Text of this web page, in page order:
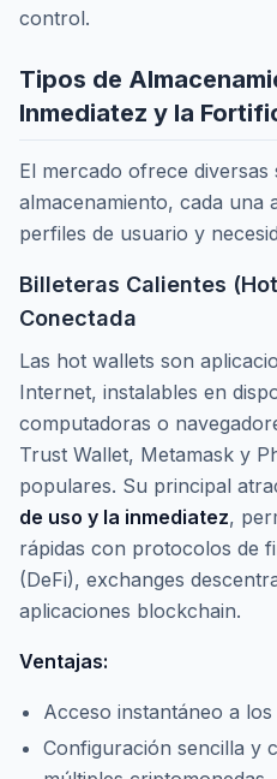
control.
Tipos de
Inmediatez y la
El mercado ofrece diversas
almacenamiento, cada una
perfiles de usuario y
Billeteras Calientes
Conectada
Las hot wallets son
Internet, instalables en
computadoras o
Trust Wallet, Metamask y
populares. Su principal
de uso y la inmediatez,
rápidas con protocolos de
(DeFi), exchanges
aplicaciones blockchain.
Ventajas:
Acceso instantáneo a
Configuración sencilla y